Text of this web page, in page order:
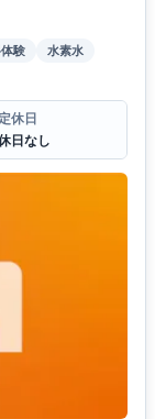
験
水素水
定休日
日なし